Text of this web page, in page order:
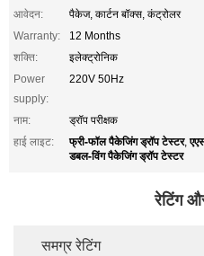
आवेदन:
पैकेज, कार्टन बॉक्स, कंट्रोलर
Warranty:
12 Months
शक्ति:
इलेक्ट्रोनिक
Power
supply:
220V 50Hz
नाम:
ड्रॉप परीक्षक
हाई लाइट:
फ्री-फॉल पैकेजिंग ड्रॉप टेस्टर,
डबल-विंग पैकेजिंग ड्रॉप टेस्टर
रेटिंग
समग्र रेटिंग